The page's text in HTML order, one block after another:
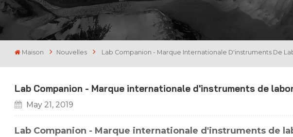
Maison Nouvelles Lab Companion - Marque Internationale D'instruments De
Lab Companion - Marque internationale d'instruments de
May 21, 2019
Lab Companion - Marque internationale d'instruments de